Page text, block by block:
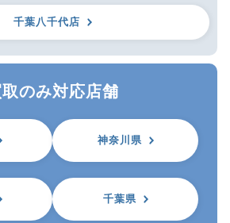
千葉八千代店
取のみ対応店舗
神奈川県
千葉県